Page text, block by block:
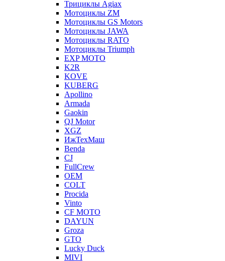
Трициклы Agiax
Мотоциклы ZM
Мотоциклы GS Motors
Мотоциклы JAWA
Мотоциклы RATO
Мотоциклы Triumph
EXP MOTO
K2R
KOVE
KUBERG
Apollino
Armada
Gaokin
QJ Motor
XGZ
ИжТехМаш
Benda
CJ
FullCrew
OEM
COLT
Procida
Vinto
CF MOTO
DAYUN
Groza
GTO
Lucky Duck
MIVI